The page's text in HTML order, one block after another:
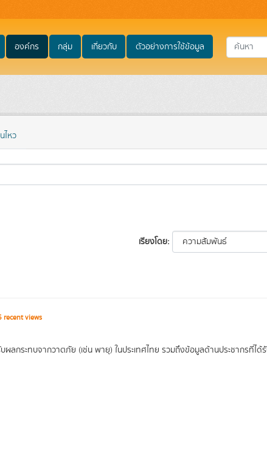
องค์กร กลุ่ม เกี่ยวกับ ตัวอย่างการใช้ข้อมูล
ไหว
เรียงโดย
views
ลกระทบจากวาตภัย (เช่น พายุ) ในประเทศไทย รวมถึงข้อมูลด้านประชากรที่ได้